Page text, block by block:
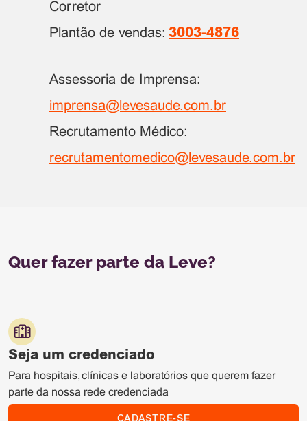
Corretor
Plantão de vendas: 3003-4876
Assessoria de Imprensa:
imprensa@levesaude.com.br
Recrutamento Médico:
recrutamentomedico@levesaude.com.br
Quer fazer parte da Leve?
Seja um credenciado
Para hospitais, clínicas e laboratórios que querem fazer
parte da nossa rede credenciada